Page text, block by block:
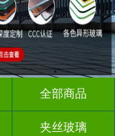
全部商品
夹丝玻璃